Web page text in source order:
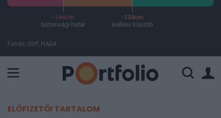
-144cm
biztonsági határ
-134cm
leállási küszöb
Forrás: OVF, HAEA
ELŐFIZETŐI TARTALOM